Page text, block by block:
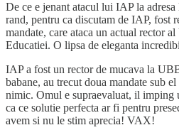
De ce e jenant atacul lui IAP la
rand, pentru ca discutam de IAP, fost
mandate, care ataca un actual rector
Educatiei. O lipsa de eleganta
IAP a fost un rector de mucava la
babane, au trecut doua mandate sub
nimic. Omul e supraevaluat, il imping
ca ce solutie perfecta ar fi pentru
avem si nu le stim aprecia! VAX!